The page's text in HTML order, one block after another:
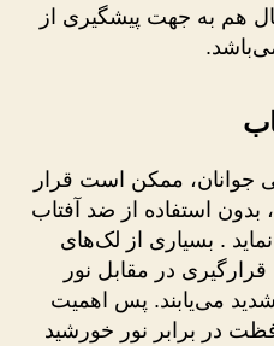
هم به جهت پیشگیری از
جوانان، ممکن است قرار
بدون استفاده از ضد آفتاب
. بسیاری از لک‌های
در مقابل نور
می‌یابند. پس اهمیت
در برابر نور خورشید